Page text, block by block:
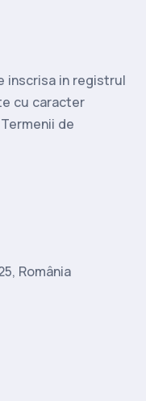
inscrisa in registrul
cu caracter
Termenii de
România